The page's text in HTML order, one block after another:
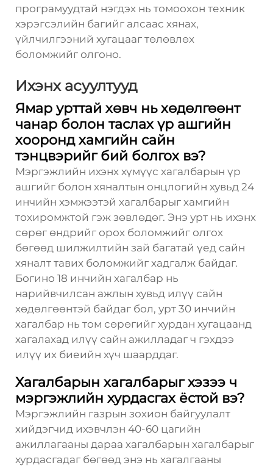
програмуудтай нэгдэх нь томоохон техник
хэрэгсэлийн багийг алсаас хянах,
үйлчилгээний хугацааг төлөвлөх
боломжийг олгоно.
Ихэнх асуултууд
Ямар урттай хөвч нь хөдөлгөөнт
чанар болон таслах үр ашгийн
хооронд хамгийн сайн
тэнцвэрийг бий болгох вэ?
Мэргэжлийн ихэнх хүмүүс хагалбарын үр
ашгийг болон хяналтын онцлогийн хувьд 24
инчийн хэмжээтэй хагалбарыг хамгийн
тохиромжтой гэж зөвлөдөг. Энэ урт нь ихэнх
сөрөг өндрийг орох боломжийг олгох
бөгөөд шилжилтийн зай багатай үед сайн
хяналт тавих боломжийг хадгалж байдаг.
Богино 18 инчийн хагалбар нь
нарийвчилсан ажлын хувьд илүү сайн
хөдөлгөөнтэй байдаг бол, урт 30 инчийн
хагалбар нь том сөрөгийг хурдан хугацаанд
хагалахад илүү сайн ажилладаг ч гэхдээ
илүү их биеийн хүч шаарддаг.
Хагалбарын хагалбарыг хэзээ ч
мэргэжлийн хурдасгах ёстой вэ?
Мэргэжлийн газрын зохион байгуулалт
хийдэгчид ихэвчлэн 40-60 цагийн
ажиллагааны дараа хагалбарын хагалбарыг
хурдасгадаг бөгөөд энэ нь хагалгааны